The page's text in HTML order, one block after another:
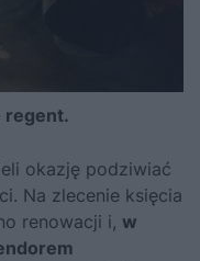
regent.
okazję podziwiać
Na zlecenie księcia
renowacji i, w